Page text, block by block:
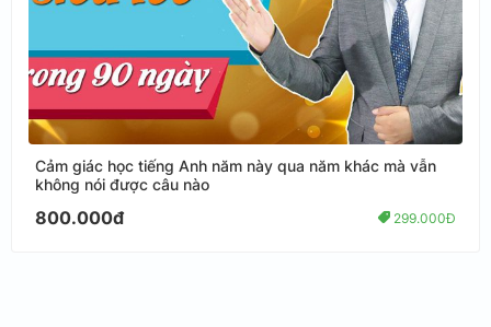
Cảm giác học tiếng Anh năm này qua năm khác mà vẫn
không nói được câu nào
800.000đ 299.000Đ